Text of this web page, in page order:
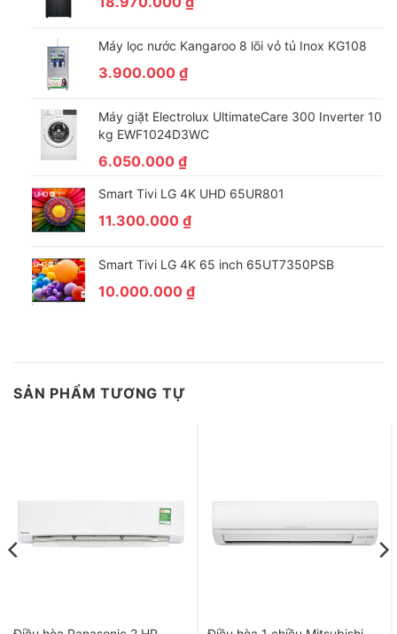
– Sản phẩm đạt chuẩn 5 sao nhãn năng lượng với hiệu suất tiêu
thụ điện khoảng 1.84 kW/h.
Khả năng lọc không khí – sức khoẻ
sử dụng máy lạnh.
– Màng lọc sơ cấp: Bắt giữ các hạt bụi thô hiệu quả từ bước lọc
Máy lọc nước Kangaroo 8 lõi vỏ tủ Inox KG108
3.900.000 ₫
Máy giặt Electrolux UltimateCare 300 Inverter 10
kg EWF1024D3WC
6.050.000 ₫
Smart Tivi LG 4K UHD 65UR801
11.300.000 ₫
Smart Tivi LG 4K 65 inch 65UT7350PSB
10.000.000 ₫
SẢN PHẨM TƯƠNG TỰ